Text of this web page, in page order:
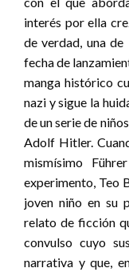
interés por ella
de verdad, una de
fecha de
manga histórico
nazi y sigue la
de un serie de
Adolf Hitler.
mismísimo
experimento, Teo
joven niño en su
relato de ficción
convulso cuyo
narrativa y que,